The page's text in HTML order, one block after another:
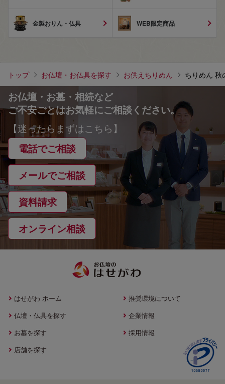
金製おりん・仏具 WEB限定商品
トップ お仏壇・お仏具を探す お供えちりめん ちりめん 秋
お仏壇・お墓・相続など
ご不安ごとはお気軽にご相談ください。
【迷ったらまずはこちら】
電話でご相談
メールでご相談
資料請求
オンライン相談
はせがわ ホーム
仏壇・仏具を探す
お墓を探す
店舗を探す
推奨環境について
企業情報
採用情報